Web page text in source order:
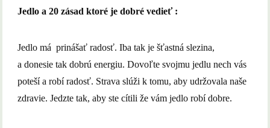
Jedlo a 20 zásad ktoré je dobré vedieť :
Jedlo má prinášať radosť. Iba tak je šťastná slezina,
a donesie tak dobrú energiu. Dovoľte svojmu jedlu nech vás
poteší a robí radosť. Strava slúži k tomu, aby udržovala naše
zdravie. Jedzte tak, aby ste cítili že vám jedlo robí dobre.